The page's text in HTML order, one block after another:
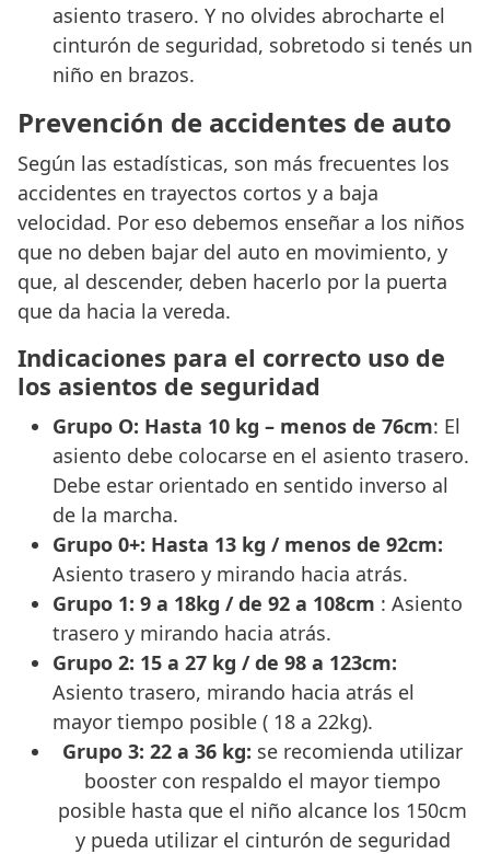
asiento trasero. Y no olvides abrocharte el
cinturón de seguridad, sobretodo si tenés un
niño en brazos.
Prevención de accidentes de auto
Según las estadísticas, son más frecuentes los
accidentes en trayectos cortos y a baja
velocidad. Por eso debemos enseñar a los niños
que no deben bajar del auto en movimiento, y
que, al descender, deben hacerlo por la puerta
que da hacia la vereda.
Indicaciones para el correcto uso de
los asientos de seguridad
Grupo O: Hasta 10 kg – menos de 76cm: El
asiento debe colocarse en el asiento trasero.
Debe estar orientado en sentido inverso al
de la marcha.
Grupo 0+: Hasta 13 kg / menos de 92cm:
Asiento trasero y mirando hacia atrás.
Grupo 1: 9 a 18kg / de 92 a 108cm : Asiento
trasero y mirando hacia atrás.
Grupo 2: 15 a 27 kg / de 98 a 123cm:
Asiento trasero, mirando hacia atrás el
mayor tiempo posible ( 18 a 22kg).
Grupo 3: 22 a 36 kg: se recomienda utilizar
booster con respaldo el mayor tiempo
posible hasta que el niño alcance los 150cm
y pueda utilizar el cinturón de seguridad